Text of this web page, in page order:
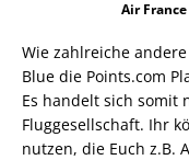
Air
Wie zahlreiche
Blue die Points.com
Es handelt sich somit
Fluggesellschaft. Ihr
nutzen, die Euch z.B.